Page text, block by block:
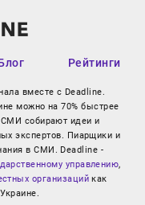
Рейтинги
вместе с Deadline.
можно на 70% быстрее
СМИ собирают идеи и
экспертов. Пиарщики и
в СМИ. Deadline -
управлению,
организацийкак